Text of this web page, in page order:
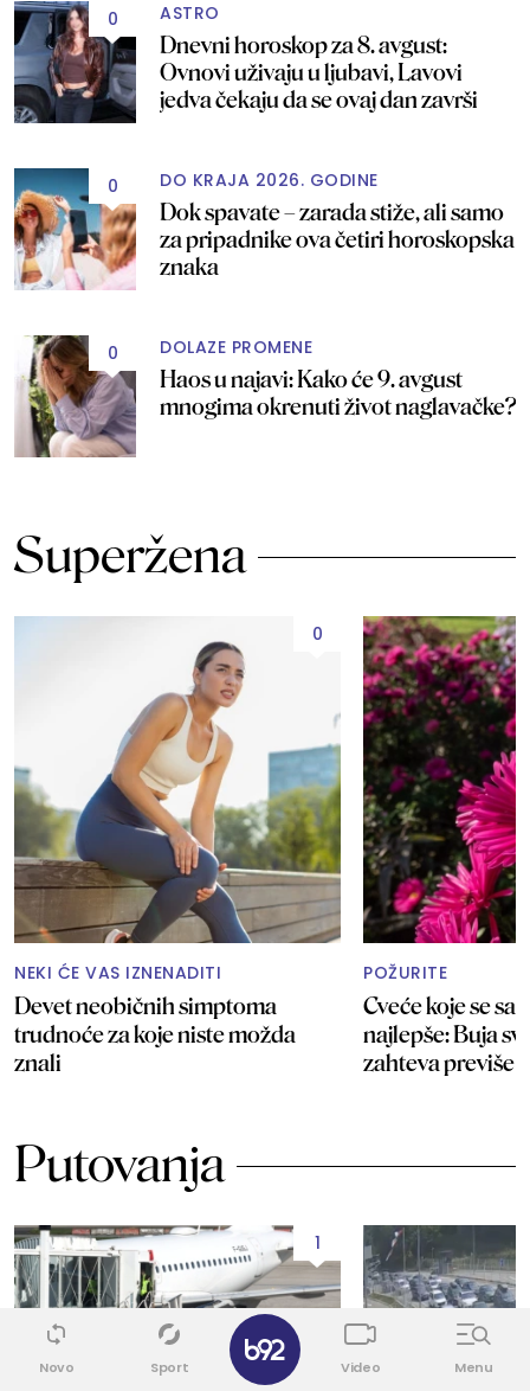
0 ASTRO
Dnevni horoskop za 8. avgust:
Ovnovi uživaju u ljubavi, Lavovi
jedva čekaju da se ovaj dan završi
0 DO KRAJA 2026. GODINE
Dok spavate – zarada stiže, ali samo
za pripadnike ova četiri horoskopska
znaka
0 DOLAZE PROMENE
Haos u najavi: Kako će 9. avgust
mnogima okrenuti život naglavačke?
Superžena
0
NEKI ĆE VAS IZNENADITI
Devet neobičnih simptoma
trudnoće za koje niste možda
znali
POŽURITE
Cveće koje se
najlepše: Buja
zahteva previše
Putovanja
1
Novo Sport Video Menu
✕